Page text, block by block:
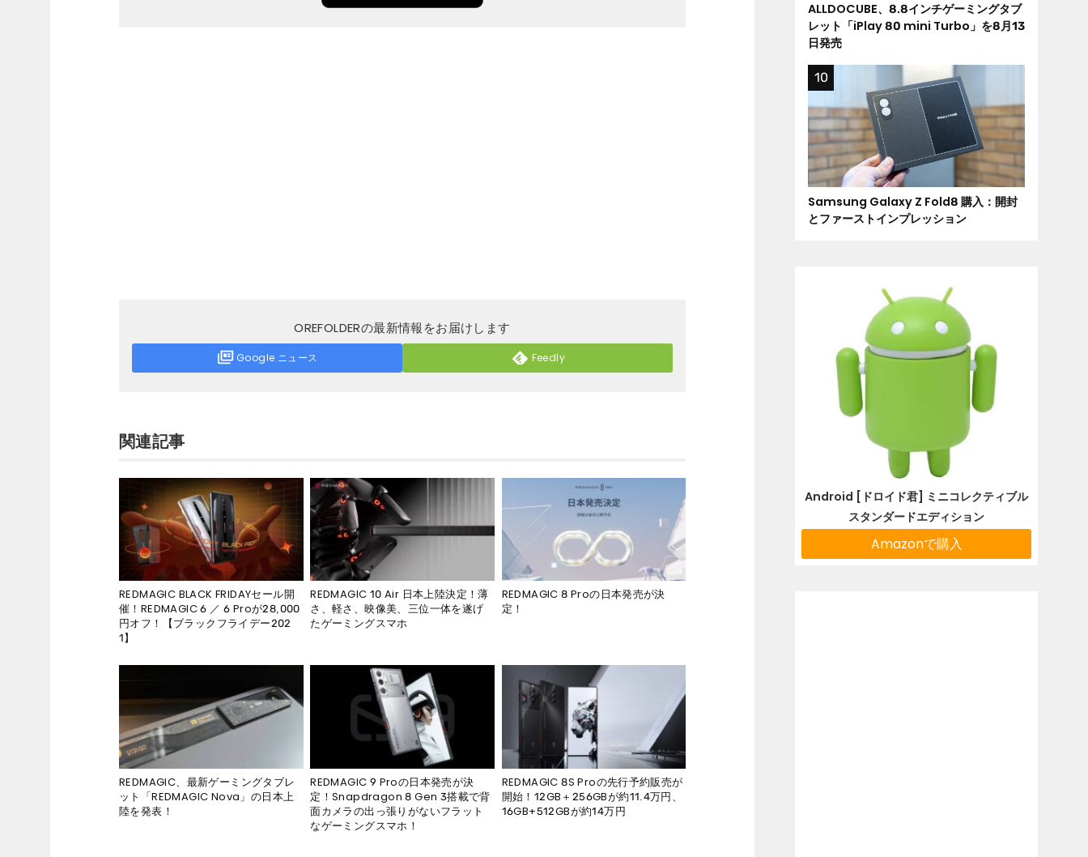
OREFOLDERの最新情報をお届けします
Google ニュース Feedly
関連記事
REDMAGIC BLACK FRIDAYセール開
催！REDMAGIC 6 ／ 6 Proが28,000
円オフ！【ブラックフライデー202
1】
REDMAGIC 10 Air 日本上陸決定！薄
さ、軽さ、映像美、三位一体を遂げ
たゲーミングスマホ
REDMAGIC 8 Proの日本発売が決
定！
REDMAGIC、最新ゲーミングタブレ
ット「REDMAGIC Nova」の日本上
陸を発表！
REDMAGIC 9 Proの日本発売が決
定！Snapdragon 8 Gen 3搭載で背
面カメラの出っ張りがないフラット
なゲーミングスマホ！
REDMAGIC 8S Proの先行予約販売が
開始！12GB＋256GBが約11.4万円、
16GB+512GBが約14万円
ALLDOCUBE、8.8インチゲーミングタブ
レット「iPlay 80 mini Turbo」を8月13
日発売
Samsung Galaxy Z Fold8 購入：開封
とファーストインプレッション
Android [ドロイド君] ミニコレクティブル
スタンダードエディション
Amazonで購入